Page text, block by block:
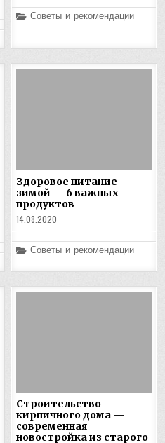
Posted
Советы и рекомендации
Здоровое питание
зимой — 6 важных
продуктов
14.08.2020
Posted
Советы и рекомендации
Строительство
кирпичного дома —
современная
новостройка из старого